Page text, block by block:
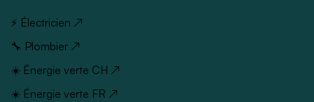
⚡ Électricien ↗
🔧 Plombier ↗
☀️ Énergie verte CH ↗
☀️ Énergie verte FR ↗